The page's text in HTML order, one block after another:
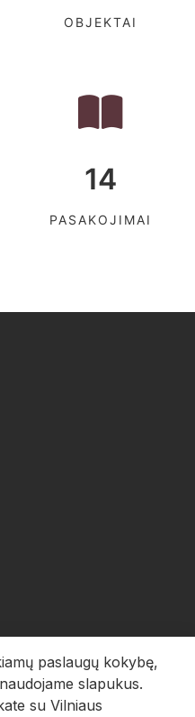
OBJEKTAI
14
PASAKOJIMAI
paslaugų kokybę,
slapukus.
su Vilniaus